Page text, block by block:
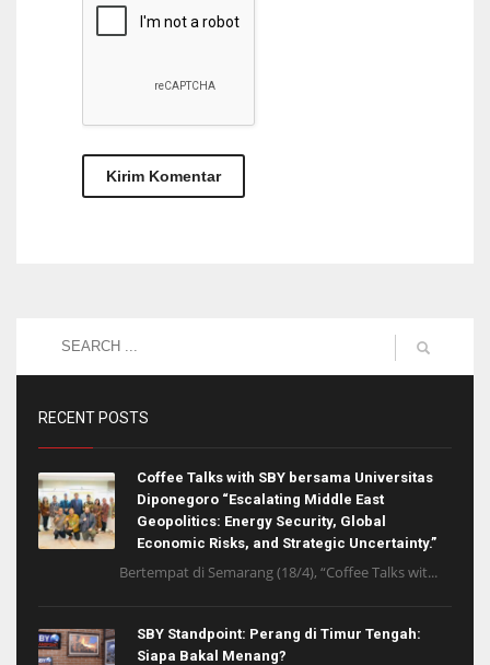
RECENT POSTS
Coffee Talks with SBY bersama Universitas
Diponegoro “Escalating Middle East
Geopolitics: Energy Security, Global
Economic Risks, and Strategic Uncertainty.”
Bertempat di Semarang (18/4), “Coffee Talks wit...
SBY Standpoint: Perang di Timur Tengah:
Siapa Bakal Menang?